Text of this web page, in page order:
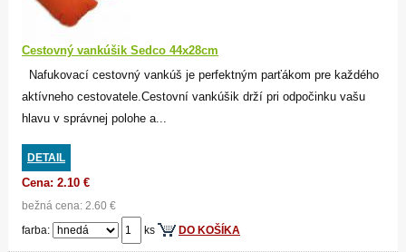
Cestovný vankúšik Sedco 44x28cm
Nafukovací cestovný vankúš je perfektným parťákom pre každého
aktívneho cestovatele.Cestovní vankúšik drží pri odpočinku vašu
hlavu v správnej polohe a...
DETAIL
Cena: 2.10 €
bežná cena: 2.60 €
farba:
ks DO KOŠÍKA